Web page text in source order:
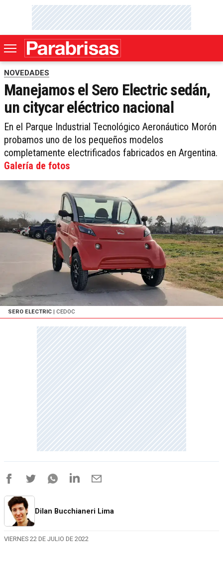
NOVEDADES
Manejamos el Sero Electric sedán,
un citycar eléctrico nacional
En el Parque Industrial Tecnológico Aeronáutico Morón
probamos uno de los pequeños modelos
completamente electrificados fabricados en Argentina.
Galería de fotos
SERO ELECTRIC | CEDOC
Dilan Bucchianeri Lima
VIERNES 22 DE JULIO DE 2022